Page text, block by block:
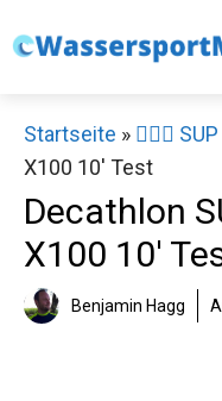
Inhalt
Startseite » 🏄‍♀️🛶 SUP
X100 10′ Test
Decathlon
X100 10′
Benjamin Hagg